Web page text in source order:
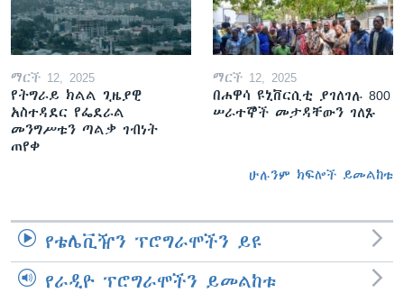
ማርች 12, 2025
የትግራይ ክልል ጊዜያዊ
አስተዳደር የፌደራል
መንግሥቱን ጣልቃ ገብነት
ጠየቀ
ማርች 12, 2025
በሐዋሳ ዩኒቨርሲቲ ያገለገሉ 800
ሠራተኞች መታዳቸውን ገለጹ
ሁሉንም ክፍሎች ይመልከቱ
የቴሌቪዥን ፕሮግራሞችን ይዩ
የራዲዮ ፕሮግራሞችን ይመልከቱ